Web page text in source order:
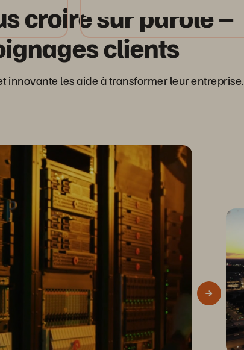
croire sur parole –
clients
innovante les aide à transformer leur entreprise.